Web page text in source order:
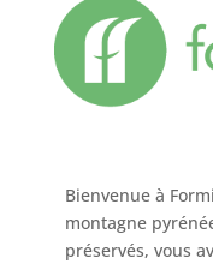
Bienvenue à
montagne
préservés, vous